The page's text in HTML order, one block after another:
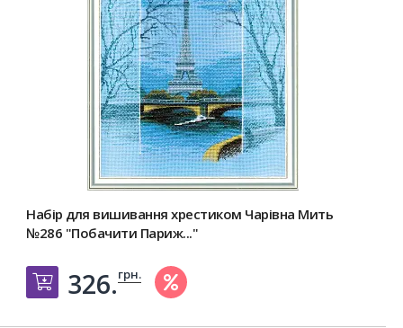
Набір для вишивання хрестиком Чарівна Мить
№286 "Побачити Париж..."
Добавить в корзину
326.грн.